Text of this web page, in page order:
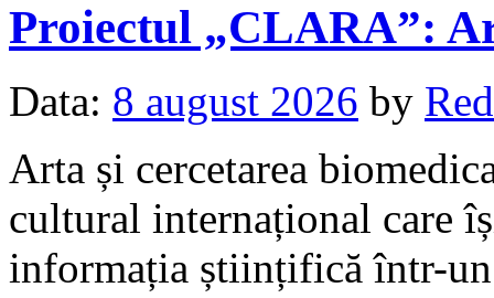
Proiectul „CLARA”:
Data: 8 august 2026 by
Arta și cercetarea
cultural internațional care
informația științifică într-